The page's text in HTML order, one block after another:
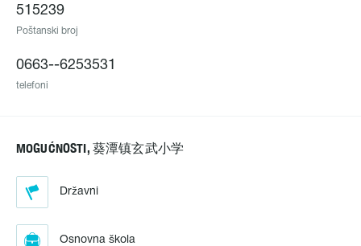
515239
Poštanski broj
0663--6253531
telefoni
МОGUĆNOSTI, 葵潭镇玄武小学
Državni
Osnovna škola